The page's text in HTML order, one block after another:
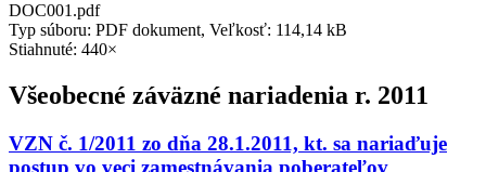
DOC001.pdf
Typ súboru: PDF dokument, Veľkosť: 114,14 kB
Stiahnuté: 440×
Všeobecné záväzné nariadenia r. 2011
VZN č. 1/2011 zo dňa 28.1.2011, kt. sa nariaďuje
postup vo veci zamestnávania poberateľov